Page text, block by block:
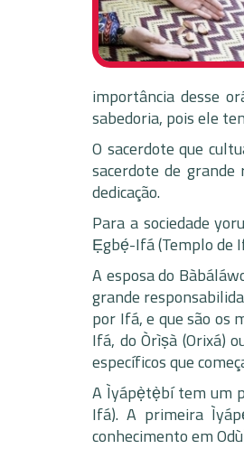
importância desse
sabedoria, pois ele
O sacerdote que
sacerdote de
dedicação.
Para a sociedade
Ẹgbẹ́-Ifá (Templo de
A esposa do
grande
por Ifá, e que são os
Ifá, do Òrìṣà (Orixá)
específicos que
A Ìyápẹ̀tẹ̀bí tem um
Ifá). A primeira
conhecimento em